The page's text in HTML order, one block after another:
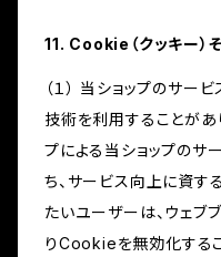
11. Cookie（クッキー）
（１） 当ショップのサ
技術を利用することがあ
プによる当ショップの
ち、サービス向上に資す
たいユーザーは、ウェブ
りCookieを無効化する